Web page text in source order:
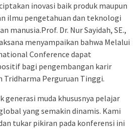
inovasi baik produk maupun
ilmu pengetahuan dan teknologi
manusia.Prof. Dr. Nur Sayidah, SE.,
menyampaikan bahwa Melalui
Conference dapat
bagi pengembangan karir
Tridharma Perguruan Tinggi.
generasi muda khususnya pelajar
yang semakin dinamis. Kami
tukar pikiran pada konferensi ini